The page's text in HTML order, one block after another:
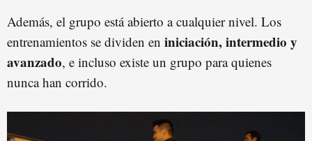
Además, el grupo está abierto a cualquier nivel. Los
entrenamientos se dividen en iniciación, intermedio y
avanzado, e incluso existe un grupo para quienes
nunca han corrido.